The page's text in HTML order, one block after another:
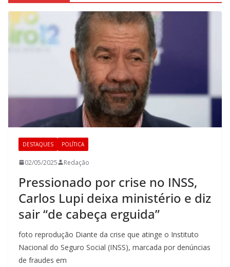
DESTAQUES POLÍTICA
02/05/2025 Redação
Pressionado por crise no INSS,
Carlos Lupi deixa ministério e diz
sair “de cabeça erguida”
foto reprodução Diante da crise que atinge o Instituto
Nacional do Seguro Social (INSS), marcada por denúncias
de fraudes em